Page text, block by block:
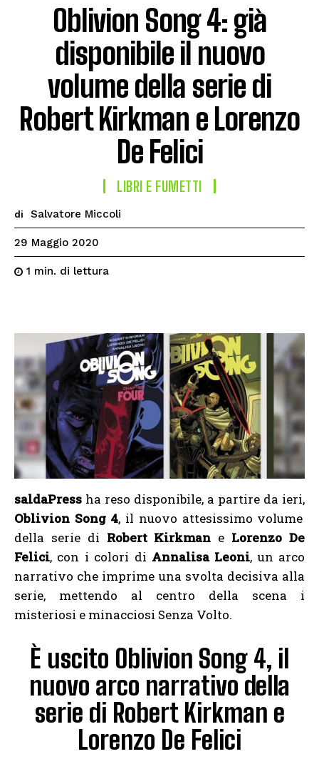
Oblivion Song 4: già
disponibile il nuovo
volume della serie di
Robert Kirkman e Lorenzo
De Felici
LIBRI E FUMETTI
di Salvatore Miccoli
29 Maggio 2020
1 min. di lettura
saldaPress ha reso disponibile, a partire da ieri,
Oblivion Song 4, il nuovo attesissimo volume
della serie di Robert Kirkman e Lorenzo De
Felici, con i colori di Annalisa Leoni, un arco
narrativo che imprime una svolta decisiva alla
serie, mettendo al centro della scena i
misteriosi e minacciosi Senza Volto.
È uscito Oblivion Song 4, il
nuovo arco narrativo della
serie di Robert Kirkman e
Lorenzo De Felici